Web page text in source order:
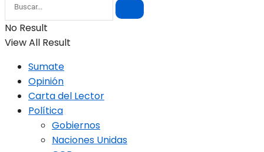
No Result
View All Result
Sumate
Opinión
Carta del Lector
Política
Gobiernos
Naciones Unidas